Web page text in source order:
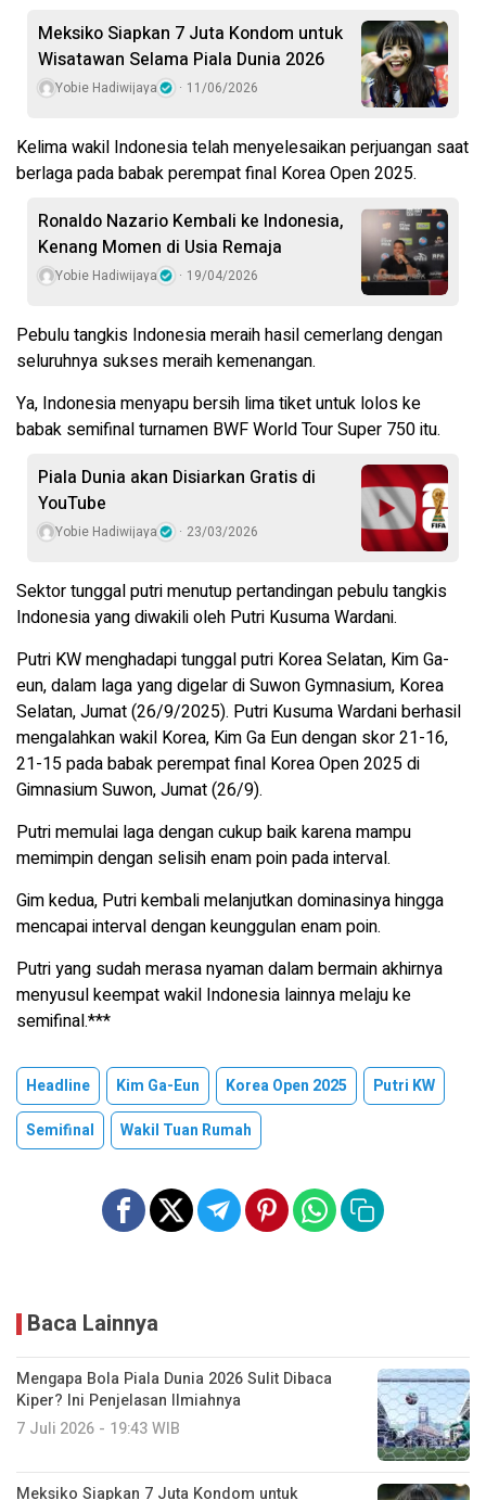
Meksiko Siapkan 7 Juta Kondom untuk
Wisatawan Selama Piala Dunia 2026
Yobie Hadiwijaya 11/06/2026
Kelima wakil Indonesia telah menyelesaikan perjuangan saat
berlaga pada babak perempat final Korea Open 2025.
Ronaldo Nazario Kembali ke Indonesia,
Kenang Momen di Usia Remaja
Yobie Hadiwijaya 19/04/2026
Pebulu tangkis Indonesia meraih hasil cemerlang dengan
seluruhnya sukses meraih kemenangan.
Ya, Indonesia menyapu bersih lima tiket untuk lolos ke
babak semifinal turnamen BWF World Tour Super 750 itu.
Piala Dunia akan Disiarkan Gratis di
YouTube
Yobie Hadiwijaya 23/03/2026
Sektor tunggal putri menutup pertandingan pebulu tangkis
Indonesia yang diwakili oleh Putri Kusuma Wardani.
Putri KW menghadapi tunggal putri Korea Selatan, Kim Ga-
eun, dalam laga yang digelar di Suwon Gymnasium, Korea
Selatan, Jumat (26/9/2025). Putri Kusuma Wardani berhasil
mengalahkan wakil Korea, Kim Ga Eun dengan skor 21-16,
21-15 pada babak perempat final Korea Open 2025 di
Gimnasium Suwon, Jumat (26/9).
Putri memulai laga dengan cukup baik karena mampu
memimpin dengan selisih enam poin pada interval.
Gim kedua, Putri kembali melanjutkan dominasinya hingga
mencapai interval dengan keunggulan enam poin.
Putri yang sudah merasa nyaman dalam bermain akhirnya
menyusul keempat wakil Indonesia lainnya melaju ke
semifinal.***
Headline Kim Ga-Eun Korea Open 2025
Putri KW
Semifinal
Wakil Tuan Rumah
Baca Lainnya
Mengapa Bola Piala Dunia 2026 Sulit Dibaca
Kiper? Ini Penjelasan Ilmiahnya
7 Juli 2026 - 19:43 WIB
Meksiko Siapkan 7 Juta Kondom untuk